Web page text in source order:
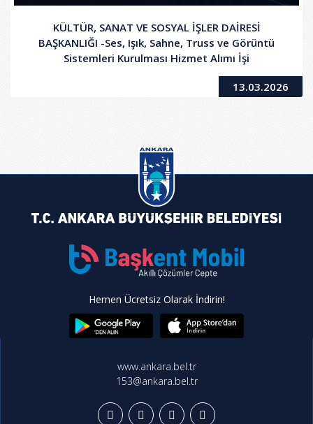
KÜLTÜR, SANAT VE SOSYAL İŞLER DAİRESİ
BAŞKANLIĞI -Ses, Işık, Sahne, Truss ve Görüntü
Sistemleri Kurulması Hizmet Alımı İşi
13.03.2026
Hemen Ücretsiz Olarak İndirin!
www.ankara.bel.tr
153@ankara.bel.tr